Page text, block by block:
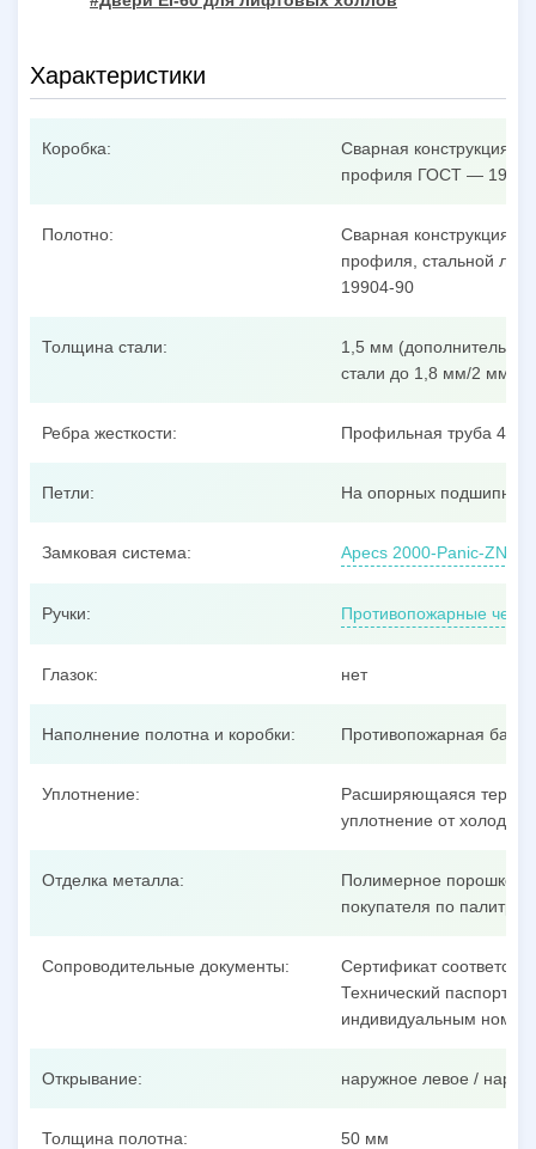
Характеристики
Коробка:
Сварная конструкция из
профиля ГОСТ —
Полотно:
Сварная конструкция из
профиля, стальной
19904-90
Толщина стали:
1,5 мм
стали до 1,8 мм/2 мм/3
Ребра жесткости: Профильная труба
Петли: На опорных
Замковая система: Apecs 2000-Panic-ZN,
Ручки: Противопожарные
Глазок: нет
Наполнение полотна и коробки: Противопожарная
Уплотнение:
Расширяющаяся
уплотнение от
Отделка металла:
Полимерное
покупателя по палитре
Сопроводительные документы:
Сертификат
Технический паспорт
индивидуальным
Открывание: наружное левое /
Толщина полотна: 50 мм